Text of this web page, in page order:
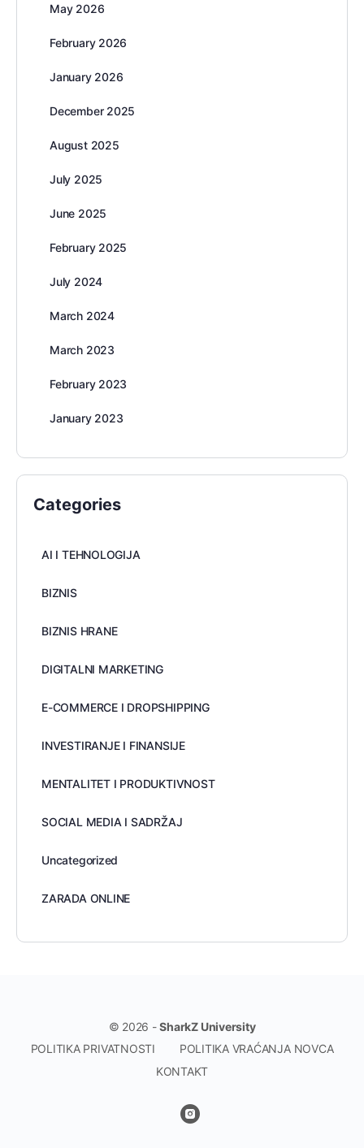
May 2026
February 2026
January 2026
December 2025
August 2025
July 2025
June 2025
February 2025
July 2024
March 2024
March 2023
February 2023
January 2023
Categories
AI I TEHNOLOGIJA
BIZNIS
BIZNIS HRANE
DIGITALNI MARKETING
E-COMMERCE I DROPSHIPPING
INVESTIRANJE I FINANSIJE
MENTALITET I PRODUKTIVNOST
SOCIAL MEDIA I SADRŽAJ
Uncategorized
ZARADA ONLINE
© 2026 -SharkZ University
POLITIKA PRIVATNOSTI
POLITIKA VRAĆANJA NOVCA
KONTAKT